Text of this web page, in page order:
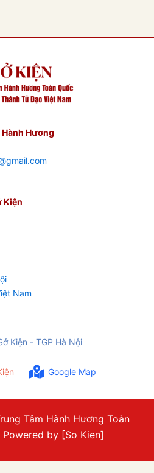
Hành Hương
Kiện
Nam
Kiện - TGP Hà Nội
Google Map
Tâm Hành Hương Toàn
Powered by [So Kien]